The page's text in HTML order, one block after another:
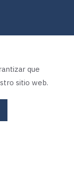
que
sitio web.